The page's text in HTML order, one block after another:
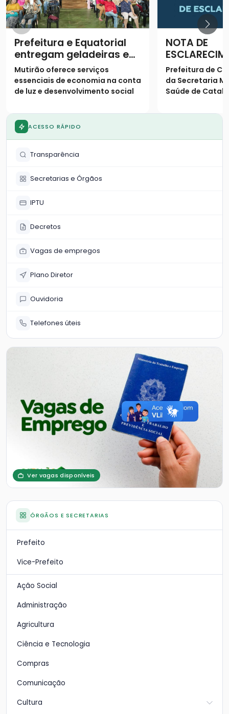
Prefeitura e Equatorial
entregam geladeiras e
prestam serviços à
população
Mutirão oferece serviços
essenciais de economia na conta
de luz e desenvolvimento social
NOTA DE
Prefeitura de
da Secretaria
Saúde de
população
ACESSO RÁPIDO
Transparência
Secretarias e Órgãos
IPTU
Decretos
Vagas de empregos
Plano Diretor
Ouvidoria
Telefones úteis
Ver vagas disponíveis
ÓRGÃOS E SECRETARIAS
Prefeito
Vice-Prefeito
Ação Social
Administração
Agricultura
Ciência e Tecnologia
Compras
Comunicação
Cultura